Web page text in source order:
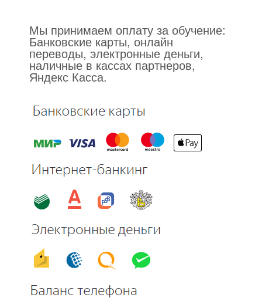
Мы принимаем оплату за обучение:
Банковские карты, онлайн
переводы, электронные деньги,
наличные в кассах партнеров,
Яндекс Касса.